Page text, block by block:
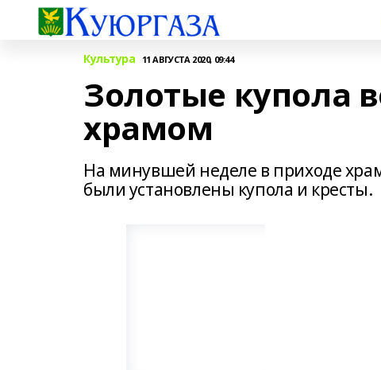
Культура 11 АВГУСТА 2020, 09:44
Золотые купола
храмом
На минувшей неделе в приходе
были установлены купола и кресты.